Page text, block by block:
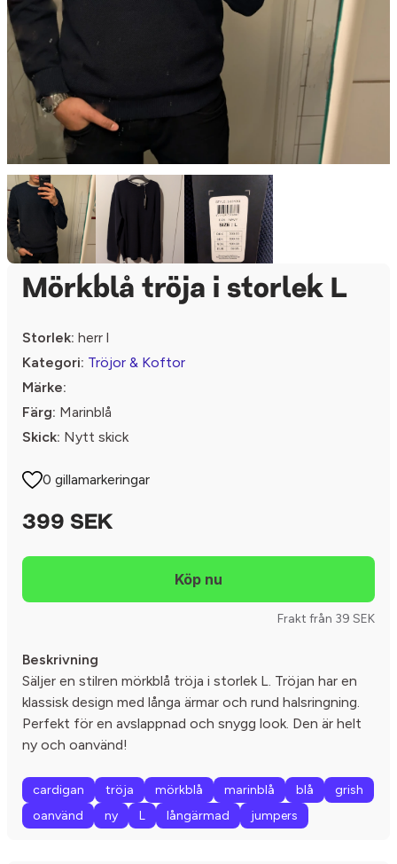
Mörkblå tröja i storlek L
Storlek: herr l
Kategori: Tröjor & Koftor
Märke:
Färg: Marinblå
Skick: Nytt skick
0 gillamarkeringar
399 SEK
Frakt från 39 SEK
Beskrivning
Säljer en stilren mörkblå tröja i storlek L. Tröjan har en
klassisk design med långa ärmar och rund halsringning.
Perfekt för en avslappnad och snygg look. Den är helt
ny och oanvänd!
cardigan tröja mörkblå marinblå blå
grish
oanvänd
ny L långärmad jumpers